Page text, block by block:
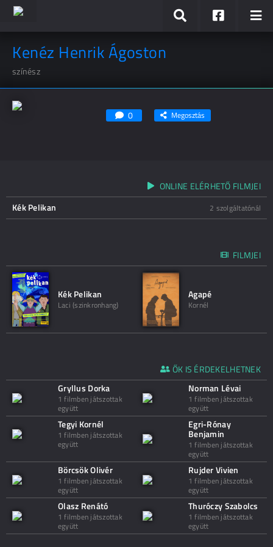
Kenéz Henrik Ágoston
színész
0 Megosztás
ONLINE ELÉRHETŐ FILMJEI
Kék Pelikan
2 szolgáltatónál
FILMJEI
Kék Pelikan
Laci (szinkronhang)
Agapé
Kornél
ŐK IS ÉRDEKELHETNEK
Gryllus Dorka
1 filmben játszottak
együtt
Norman Lévai
1 filmben játszottak
együtt
Tegyi Kornél
1 filmben játszottak
együtt
Egri-Rónay
Benjamin
1 filmben játszottak
együtt
Börcsök Olivér
1 filmben játszottak
együtt
Rujder Vivien
1 filmben játszottak
együtt
Olasz Renátó
1 filmben játszottak
együtt
Thuróczy Szabolcs
1 filmben játszottak
együtt